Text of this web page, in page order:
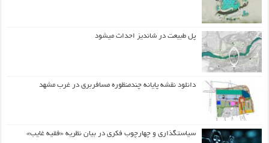
پل طبیعت در شاندیز احداث میشود
دانلود نقشه پایانه چندمنظوره مسافربری در غرب مشهد
سیاستگذاری و چهارچوب فکری در بیان نظریه «فقیه غایب»